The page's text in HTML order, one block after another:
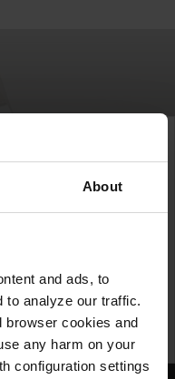
About
and ads, to
to analyze our traffic.
browser cookies and
any harm on your
configuration settings
за